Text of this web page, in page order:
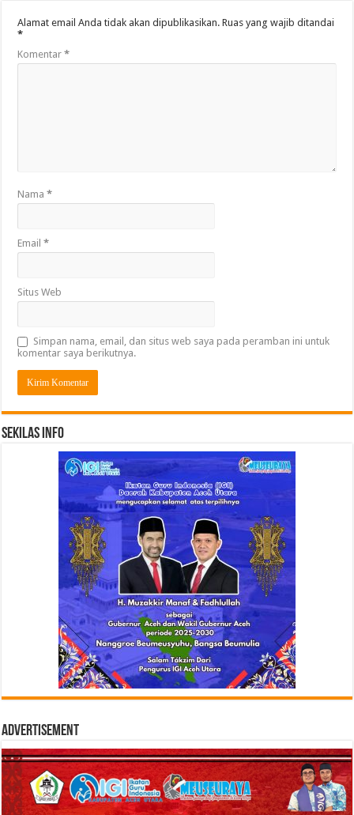
Alamat email Anda tidak akan dipublikasikan. Ruas yang wajib ditandai
*
Komentar*
Nama*
Email*
Situs Web
Simpan nama, email, dan situs web saya pada peramban ini untuk
komentar saya berikutnya.
Sekilas Info
Advertisement